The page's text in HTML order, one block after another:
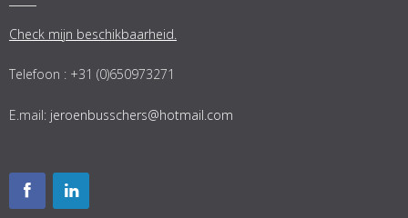
Check mijn beschikbaarheid.
Telefoon : +31 (0)650973271
E.mail: jeroenbusschers@hotmail.com